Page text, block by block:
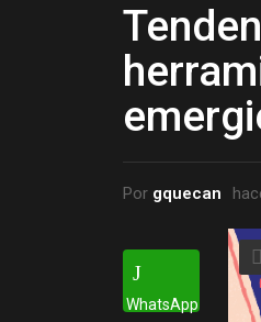
Por gquecan
WhatsApp